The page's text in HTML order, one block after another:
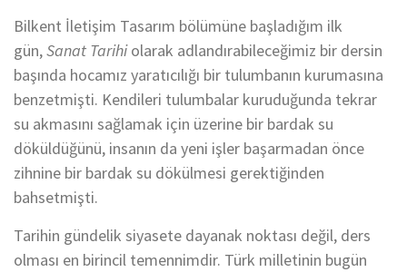
Bilkent İletişim Tasarım bölümüne başladığım ilk
gün,Sanat Tarihiolarak adlandırabileceğimiz bir dersin
başında hocamız yaratıcılığı bir tulumbanın kurumasına
benzetmişti. Kendileri tulumbalar kuruduğunda tekrar
su akmasını sağlamak için üzerine bir bardak su
döküldüğünü, insanın da yeni işler başarmadan önce
zihnine bir bardak su dökülmesi gerektiğinden
bahsetmişti.
Tarihin gündelik siyasete dayanak noktası değil, ders
olması en birincil temennimdir. Türk milletinin bugün